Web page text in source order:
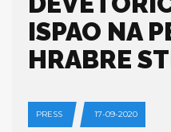
ISPAO NA
HRABRE
PRESS 17-09-2020